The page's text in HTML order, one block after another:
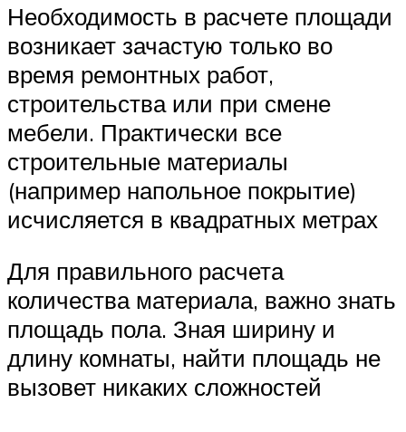
Необходимость в расчете площади
возникает зачастую только во
время ремонтных работ,
строительства или при смене
мебели. Практически все
строительные материалы
(например напольное покрытие)
исчисляется в квадратных метрах
Для правильного расчета
количества материала, важно знать
площадь пола. Зная ширину и
длину комнаты, найти площадь не
вызовет никаких сложностей